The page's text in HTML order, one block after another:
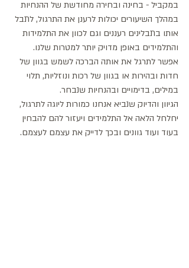
במקביל - בחינה ובחירה מחודשת של ההנחיות
במהלך השיעורים יכולות לרענן את התרגול, לתבל
אותו בתבלינים רעננים וגם לכוון את התלמידות
והתלמידים באופן מדויק יותר למטרות שלנו.
אפשר לתרגל את אותה הברכה לשמש בגוון של
חדות ובהירות או בגוון של רכות ונוזליות, תלוי
במילים, בדימויים ובהנחיות שנבחר.
הגיוון והדיוק שנביא אנחנו כמורות ליוגה לתרגול,
יחלחל הלאה אל התלמידים ויעזור להם להבחין
בעוד ועוד גוונים ובכך לדייק את עצמם לעצמם.